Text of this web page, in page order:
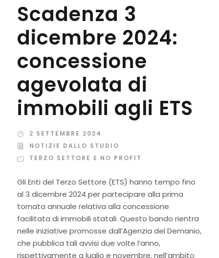
Scadenza 3
dicembre 2024:
concessione
agevolata di
immobili agli ETS
2 SETTEMBRE 2024
NOTIZIE DALLO STUDIO
TERZO SETTORE E NO PROFIT
Gli Enti del Terzo Settore (ETS) hanno tempo fino
al 3 dicembre 2024 per partecipare alla prima
tornata annuale relativa alla concessione
facilitata di immobili statali. Questo bando rientra
nelle iniziative promosse dall’Agenzia del Demanio,
che pubblica tali avvisi due volte l’anno,
rispettivamente a luglio e novembre, nell’ambito